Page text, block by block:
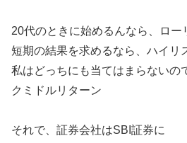
20代のときに始めるんなら、ロー
短期の結果を求めるなら、ハイリ
私はどっちにも当てはまらないの
クミドルリターン
それで、証券会社はSBI証券に